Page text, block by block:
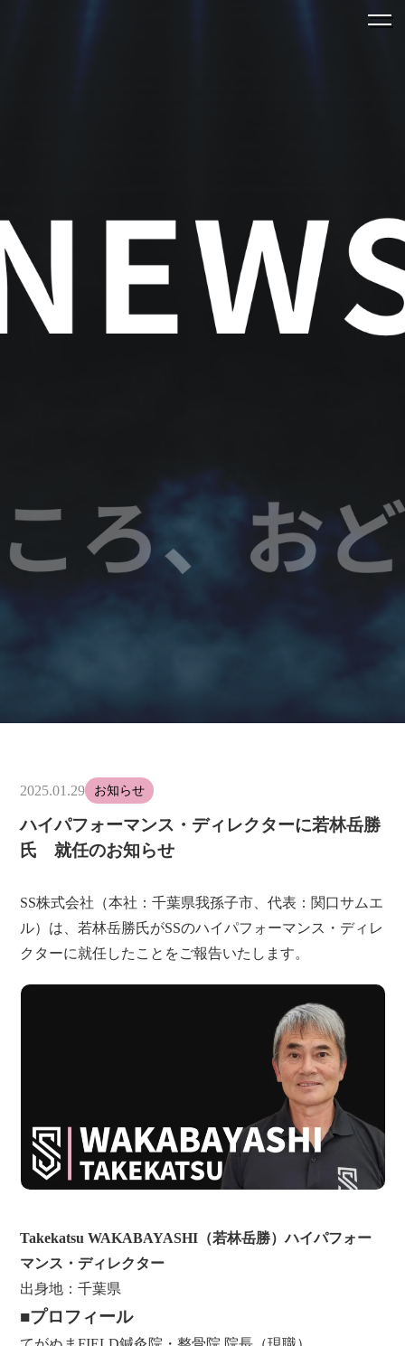
2025.01.29 お知らせ
ハイパフォーマンス・ディレクターに若林岳勝
氏 就任のお知らせ
SS株式会社（本社：千葉県我孫子市、代表：関口サムエ
ル）は、若林岳勝氏がSSのハイパフォーマンス・ディレ
クターに就任したことをご報告いたします。
Takekatsu WAKABAYASHI（若林岳勝）ハイパフォー
マンス・ディレクター
出身地：千葉県
■プロフィール